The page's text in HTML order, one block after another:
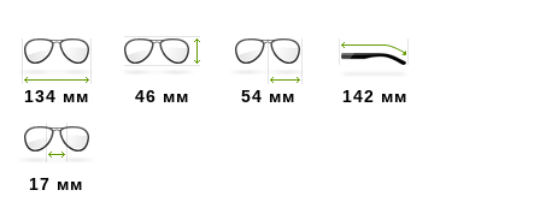
134 мм 46 мм 54 мм 142 мм
17 мм